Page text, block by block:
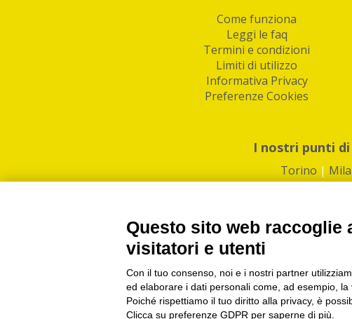
Come funziona
Leggi le faq
Termini e condizioni
Limiti di utilizzo
Informativa Privacy
Preferenze Cookies
I nostri punti
Torino |
PI/CF/N°Iscr.: 10821360012
IndaBox | Oltre 11.500 punti di
Questo sito web raccoglie
visitatori e utenti
Con il tuo consenso, noi e i nostri partner
ed elaborare i dati personali come, ad esempio,
Poiché rispettiamo il tuo diritto alla privacy, è
Clicca su preferenze GDPR per saperne di più.